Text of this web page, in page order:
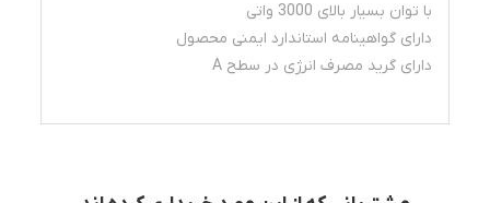
با توان بسیار بالای 3000 واتی
دارای گواهینامه استاندارد ایمنی محصول
دارای گرید مصرف انرژی در سطح A